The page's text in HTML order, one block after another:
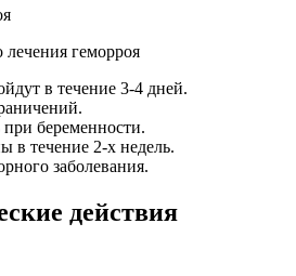
геморроя
в течение 3-4 дней.
беременности.
в течение 2-х недель.
заболевания.
действия